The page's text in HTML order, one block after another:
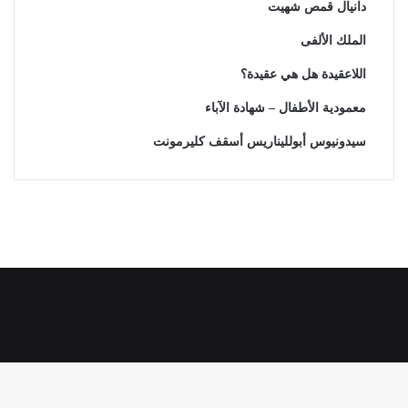
دانيال قمص شهيت
الملك الألفى
اللاعقيدة هل هي عقيدة؟
معمودية الأطفال – شهادة الآباء
سيدونيوس أبولليناريس أسقف كليرمونت